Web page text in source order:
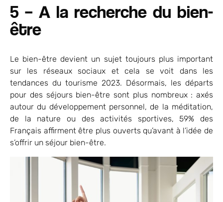
5 – A la recherche du bien-
être
Le bien-être devient un sujet toujours plus important
sur les réseaux sociaux et cela se voit dans les
tendances du tourisme 2023. Désormais, les départs
pour des séjours bien-être sont plus nombreux : axés
autour du développement personnel, de la méditation,
de la nature ou des activités sportives, 59% des
Français affirment être plus ouverts qu’avant à l’idée de
s’offrir un séjour bien-être.